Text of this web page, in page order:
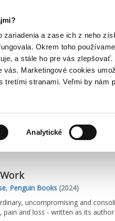
a zase ich z neho
Okrem toho
a stále ho pre vás zlepšovať.
Marketingové cookies
tretími stranami. Veľmi by nám
Analytické
, Penguin Books(2024)
uncompromising and
pain and loss - written as its